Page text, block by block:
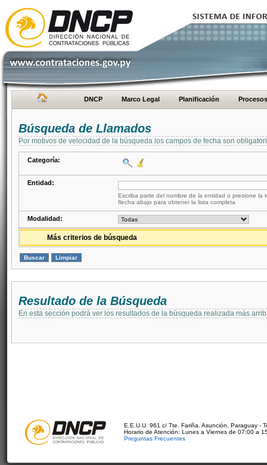
DNCP Marco Legal Planificación Procesos
Búsqueda de Llamados
Por motivos de velocidad de la búsqueda los campos de fecha son
Categoría:
Entidad:
Escriba parte del nombre de la entidad o presione la
flecha abajo para obtener la lista completa
Modalidad:
Más criterios de búsqueda
Resultado de la Búsqueda
En esta sección podrá ver los resultados de la búsqueda realizada más
E.E.U.U. 961 c/ Tte. Fariña. Asunción, Paraguay -
Horario de Atención: Lunes a Viernes de 07:00 a
Preguntas Frecuentes